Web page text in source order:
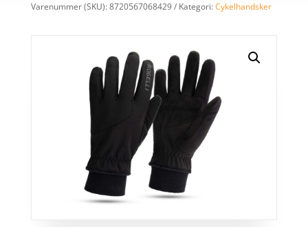
Varenummer (SKU):8720567068429 Kategori:Cykelhandsker